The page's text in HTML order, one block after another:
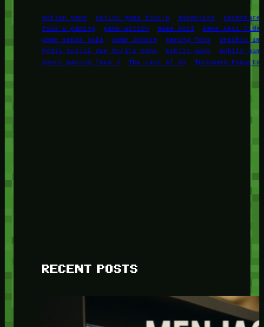
action game action game foox-u adventure
adventure
foox u gaming
game action Game Aksi
Game Aksi Tidak
game sepak bola
Game Zombie gaming foox
Genshin
Media Sosial dan Berita Game
mobile game
mobile
sport gaming foox u
The Last of Us Turnamen Esports
RECENT POSTS